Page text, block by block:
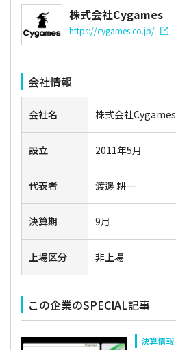
株式会社Cygames
https://cygames.co.jp/
会社情報
会社名 株式会社Cygames
設立 2011年5月
代表者 渡邊 耕一
決算期 9月
上場区分 非上場
この企業のSPECIAL記事
決算情報